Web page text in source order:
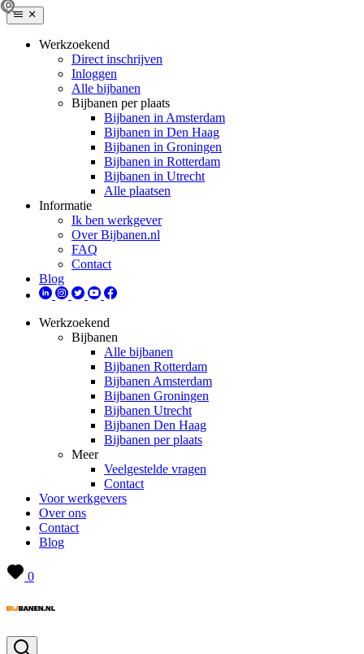
Werkzoekend
Direct inschrijven
Inloggen
Alle bijbanen
Bijbanen per plaats
Bijbanen in Amsterdam
Bijbanen in Den Haag
Bijbanen in Groningen
Bijbanen in Rotterdam
Bijbanen in Utrecht
Alle plaatsen
Informatie
Ik ben werkgever
Over Bijbanen.nl
FAQ
Contact
Blog
Werkzoekend
Bijbanen
Alle bijbanen
Bijbanen Rotterdam
Bijbanen Amsterdam
Bijbanen Groningen
Bijbanen Utrecht
Bijbanen Den Haag
Bijbanen per plaats
Meer
Veelgestelde vragen
Contact
Voor werkgevers
Over ons
Contact
Blog
0